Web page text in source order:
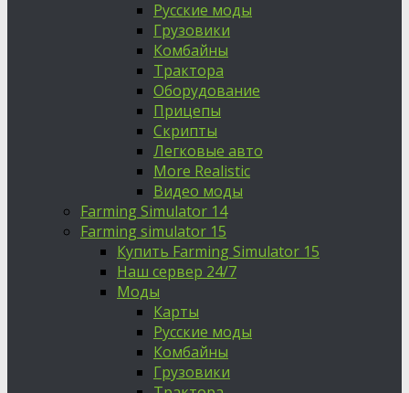
Русские моды
Грузовики
Комбайны
Трактора
Оборудование
Прицепы
Скрипты
Легковые авто
More Realistic
Видео моды
Farming Simulator 14
Farming simulator 15
Купить Farming Simulator 15
Наш сервер 24/7
Моды
Карты
Русские моды
Комбайны
Грузовики